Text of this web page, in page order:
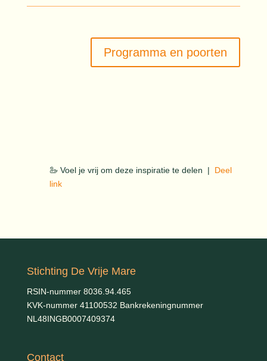
Programma en poorten
🦢 Voel je vrij om deze inspiratie te delen |
Deel
link
Stichting De Vrije Mare
RSIN-nummer 8036.94.465
KVK-nummer 41100532 Bankrekeningnummer
NL48INGB0007409374
Contact